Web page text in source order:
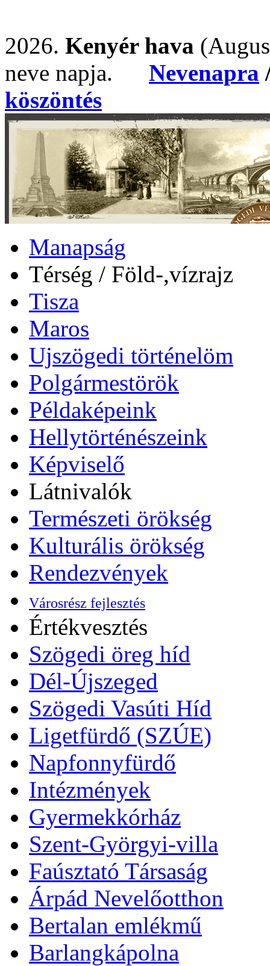
2026. Kenyér hava
neve napja. Nevenapra
köszöntés
Manapság
Térség / Föld-,vízrajz
Tisza
Maros
Ujszögedi történelöm
Polgármestörök
Példaképeink
Hellytörténészeink
Képviselő
Látnivalók
Természeti örökség
Kulturális örökség
Rendezvények
Városrész fejlesztés
Értékvesztés
Szögedi öreg híd
Dél-Újszeged
Szögedi Vasúti Híd
Ligetfürdő (SZÚE)
Napfonnyfürdő
Intézmények
Gyermekkórház
Szent-Györgyi-villa
Faúsztató Társaság
Árpád Nevelőotthon
Bertalan emlékmű
Barlangkápolna